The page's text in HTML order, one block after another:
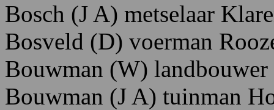
Bosch (J A) metselaar K
Bosveld (D) voerman
Bouwman (W)
Bouwman (J A) tuinman H